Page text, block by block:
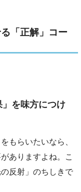
「正解」コー
を味方につけ
もらいたいなら、
ありますよね。こ
反射」のちしきで